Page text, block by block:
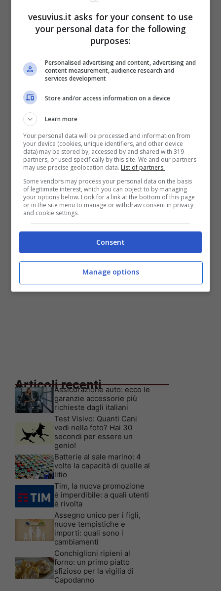
Festa del Giglio a Barra: sequestro
per infiltrazioni camorristiche
29 Settembre 2012
Aggressioni ed atti vandalici:
Circumvesuviana chiusa nel week
end
18 Luglio 2011
Articoli recenti
Assicurazione auto: ecco le
garanzie accessorie più
richieste dagli italiani
Test Visivo: Quanti Cani
vedi nella foto? Hai 30
secondi per essere un
genio!
Batterie al sale marino: 4
volte la capacità di quelle al
litio
Tim, la nuova promozione
è imperdibile: a quali utenti
è rivolta
Assegno unico per i figli,
nuove tempistiche e
importi: quali sono i
cambiamenti
Conchiglioni ripieni al
forno: un primo piatto
sfizioso per la vigilia di
Capodanno
vesuvius.it asks for your consent to use
your personal data for the following
purposes:
Personalised advertising and content, advertising and
content measurement, audience research and
services development
Store and/or access information on a device
Learn more
Your personal data will be processed and information from
your device (cookies, unique identifiers, and other device
data) may be stored by, accessed by and shared with 319
partners, or used specifically by this site. We and our partners
may use precise geolocation data. List of partners.
Some vendors may process your personal data on the basis
of legitimate interest, which you can object to by managing
your options below. Look for a link at the bottom of this page
or in the site menu to manage or withdraw consent in privacy
and cookie settings.
Consent
Manage options